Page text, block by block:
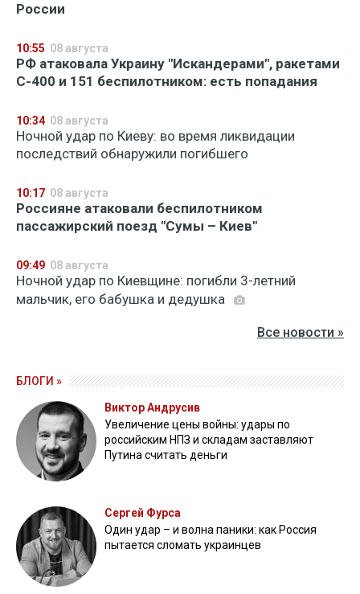
России
10:55 08 августа
РФ атаковала Украину "Искандерами", ракетами
С-400 и 151 беспилотником: есть попадания
10:34 08 августа
Ночной удар по Киеву: во время ликвидации
последствий обнаружили погибшего
10:17 08 августа
Россияне атаковали беспилотником
пассажирский поезд "Сумы – Киев"
09:49 08 августа
Ночной удар по Киевщине: погибли 3-летний
мальчик, его бабушка и дедушка
Все новости »
БЛОГИ »
Виктор Андрусив
Увеличение цены войны: удары по
российским НПЗ и складам заставляют
Путина считать деньги
Сергей Фурса
Один удар – и волна паники: как Россия
пытается сломать украинцев